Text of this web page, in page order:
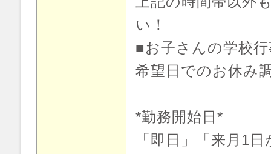
い！
■お子さんの学校
希望日でのお休み
*勤務開始日*
「即日」「来月1